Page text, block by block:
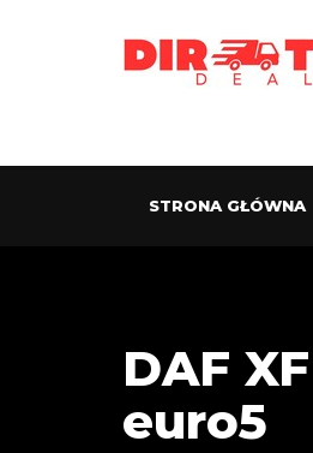
STRONA GŁÓWNA
DAF
euro5